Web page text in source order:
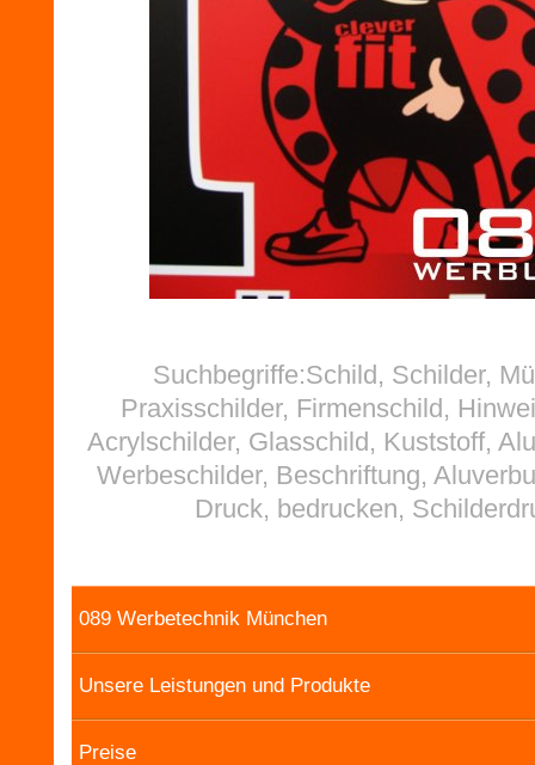
Suchbegriffe:Schild, Schilder,
Praxisschilder, Firmenschild,
Acrylschilder, Glasschild, Kuststoff,
Werbeschilder, Beschriftung,
Druck, bedrucken,
089 Werbetechnik München
Unsere Leistungen und Produkte
Preise